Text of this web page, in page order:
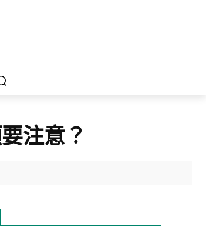
注意？